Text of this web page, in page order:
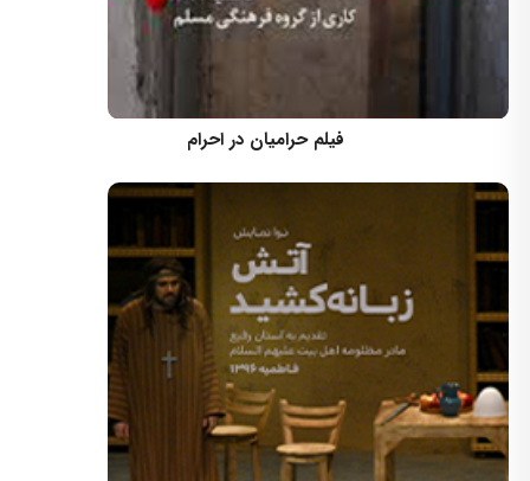
فیلم حرامیان در احرام